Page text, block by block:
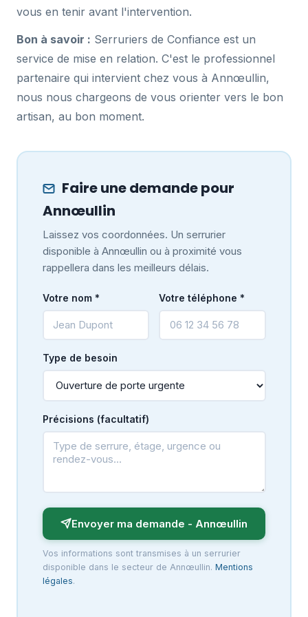
vous en tenir avant l'intervention.
Bon à savoir : Serruriers de Confiance est un
service de mise en relation. C'est le professionnel
partenaire qui intervient chez vous à Annœullin,
nous nous chargeons de vous orienter vers le bon
artisan, au bon moment.
Faire une demande pour
Annœullin
Laissez vos coordonnées. Un serrurier
disponible à Annœullin ou à proximité vous
rappellera dans les meilleurs délais.
Votre nom * Votre téléphone *
Type de besoin
Précisions (facultatif)
Envoyer ma demande - Annœullin
Vos informations sont transmises à un serrurier
disponible dans le secteur de Annœullin. Mentions
légales.